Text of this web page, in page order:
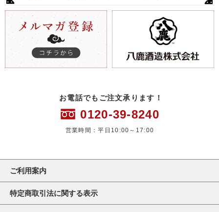
お電話でもご注文承ります！
0120-39-8240
営業時間：平日10:00～17:00
ご利用案内
特定商取引法に関する表示